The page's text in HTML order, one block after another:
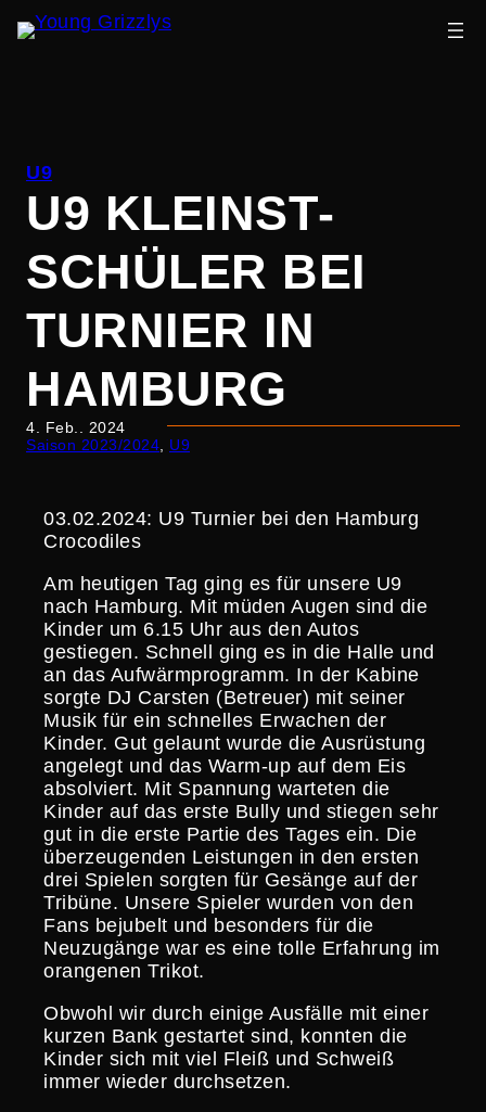
springen
U9
U9 KLEINST­
SCHÜLER BEI
TURNIER IN
HAMBURG
4. Feb.. 2024
Saison 2023/2024
U9
03.02.2024: U9 Turnier bei den Hamburg
Crocodiles
Am heutigen Tag ging es für unsere U9
nach Hamburg. Mit müden Augen sind die
Kinder um 6.15 Uhr aus den Autos
gestiegen. Schnell ging es in die Halle und
an das Aufwärm­pro­gramm. In der Kabine
sorgte DJ Carsten (Betreuer) mit seiner
Musik für ein schnelles Erwachen der
Kinder. Gut gelaunt wurde die Ausrüs­tung
angelegt und das Warm-up auf dem Eis
absol­viert. Mit Spannung warteten die
Kinder auf das erste Bully und stiegen sehr
gut in die erste Partie des Tages ein. Die
überzeu­genden Leistungen in den ersten
drei Spielen sorgten für Gesänge auf der
Tribüne. Unsere Spieler wurden von den
Fans bejubelt und besonders für die
Neuzu­gänge war es eine tolle Erfahrung im
orangenen Trikot.
Obwohl wir durch einige Ausfälle mit einer
kurzen Bank gestartet sind, konnten die
Kinder sich mit viel Fleiß und Schweiß
immer wieder durchsetzen.